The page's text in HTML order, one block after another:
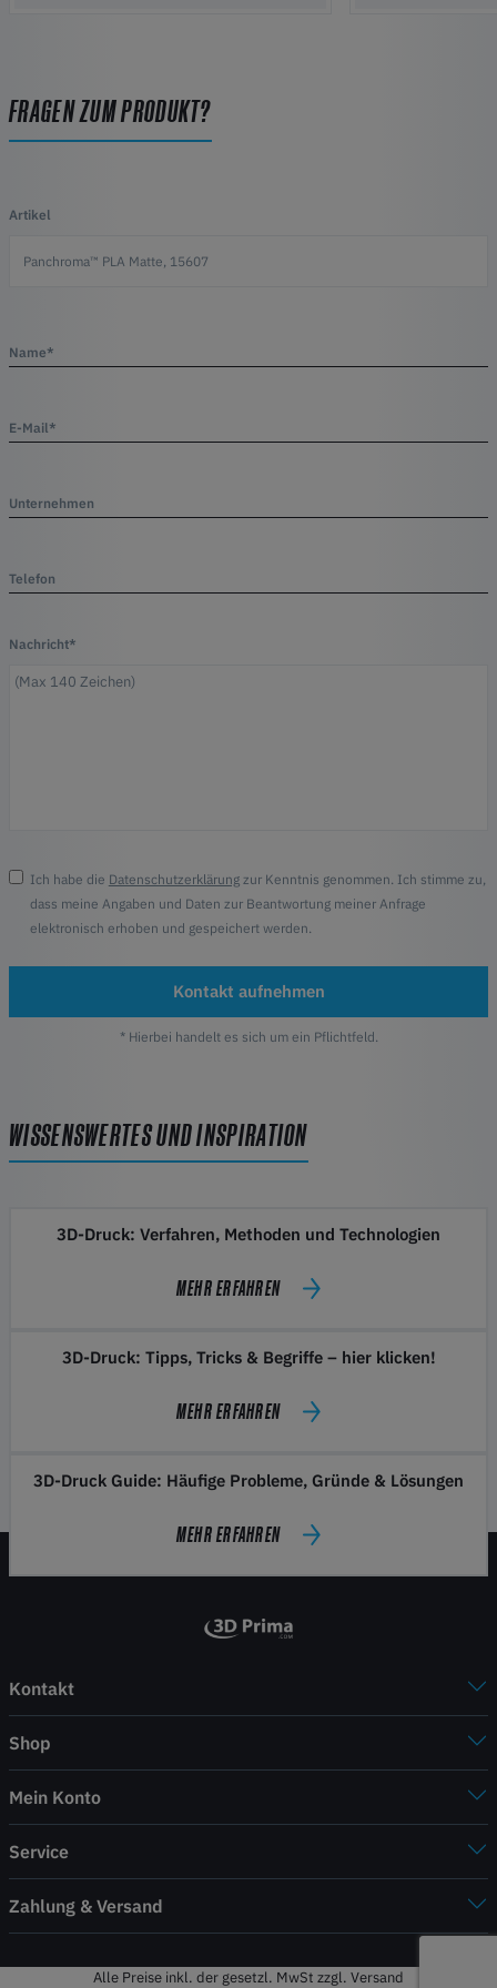
FRAGEN ZUM PRODUKT?
Artikel
Name*
E-Mail*
Unternehmen
Telefon
Nachricht*
Ich habe die Datenschutzerklärungzur Kenntnis genommen. Ich stimme zu,
dass meine Angaben und Daten zur Beantwortung meiner Anfrage
elektronisch erhoben und gespeichert werden.
Kontakt aufnehmen
* Hierbei handelt es sich um ein Pflichtfeld.
WISSENSWERTES UND INSPIRATION
3D-Druck: Verfahren, Methoden und Technologien
MEHR ERFAHREN
3D-Druck: Tipps, Tricks & Begriffe – hier klicken!
MEHR ERFAHREN
3D-Druck Guide: Häufige Probleme, Gründe & Lösungen
MEHR ERFAHREN
Kontakt
Shop
Mein Konto
Service
Zahlung & Versand
Alle Preise inkl. der gesetzl. MwSt zzgl. Versand